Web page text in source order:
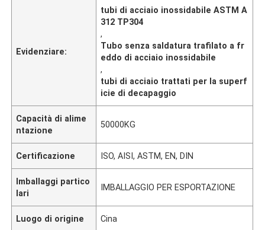
Evidenziare:
tubi di acciaio inossidabile ASTM A
312 TP304
,
Tubo senza saldatura trafilato a fr
eddo di acciaio inossidabile
,
tubi di acciaio trattati per la superf
icie di decapaggio
Capacità di alime
ntazione
50000KG
Certificazione ISO, AISI, ASTM, EN, DIN
Imballaggi partico
lari
IMBALLAGGIO PER ESPORTAZIONE
Luogo di origine Cina